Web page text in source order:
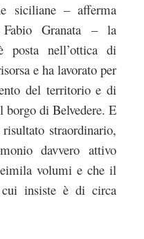
siciliane – afferma
Fabio Granata – la
posta nell’ottica di
e ha lavorato per
del territorio e di
borgo di Belvedere. E
straordinario,
davvero attivo
volumi e che il
cui insiste è di circa